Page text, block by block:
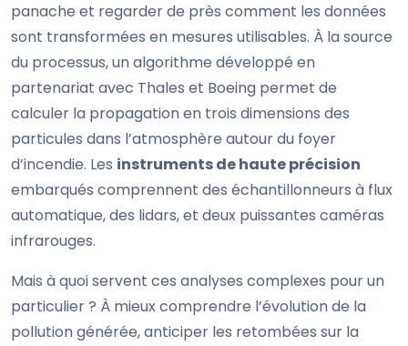
panache et regarder de près comment les données
sont transformées en mesures utilisables. À la source
du processus, un algorithme développé en
partenariat avec Thales et Boeing permet de
calculer la propagation en trois dimensions des
particules dans l’atmosphère autour du foyer
d’incendie. Les instruments de haute précision
embarqués comprennent des échantillonneurs à flux
automatique, des lidars, et deux puissantes caméras
infrarouges.
Mais à quoi servent ces analyses complexes pour un
particulier ? À mieux comprendre l’évolution de la
pollution générée, anticiper les retombées sur la